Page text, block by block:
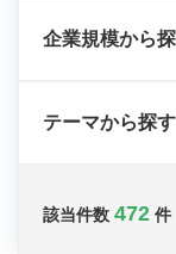
企業規模から
テーマから探す
該当件数 472 件